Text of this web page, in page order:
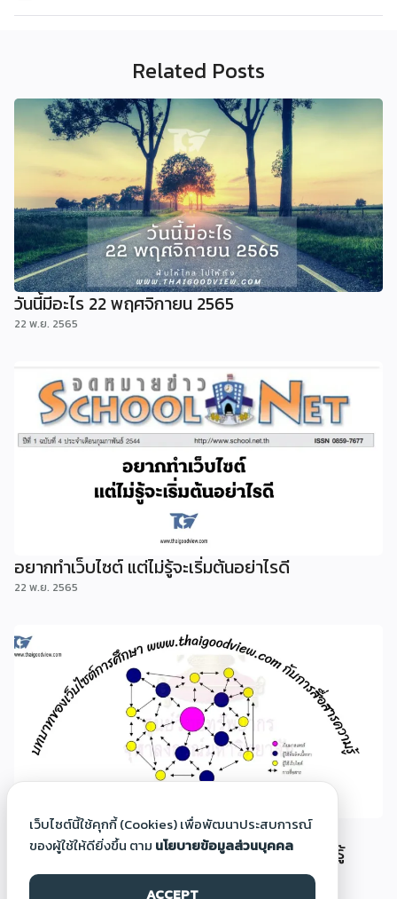
Related Posts
วันนี้มีอะไร 22 พฤศจิกายน 2565
22 พ.ย. 2565
อยากทำเว็บไซต์ แต่ไม่รู้จะเริ่มต้นอย่าไรดี
22 พ.ย. 2565
บทบาทของเว็บไซต์การศึกษา
www.thaigoodview.com กับสื่อสารการเรียนรู้
22 พ.ย. 2565
เว็บไซต์นี้ใช้คุกกี้ (Cookies) เพื่อพัฒนาประสบการณ์
ของผู้ใช้ให้ดียิ่งขึ้น ตาม นโยบายข้อมูลส่วนบุคคล
ACCEPT